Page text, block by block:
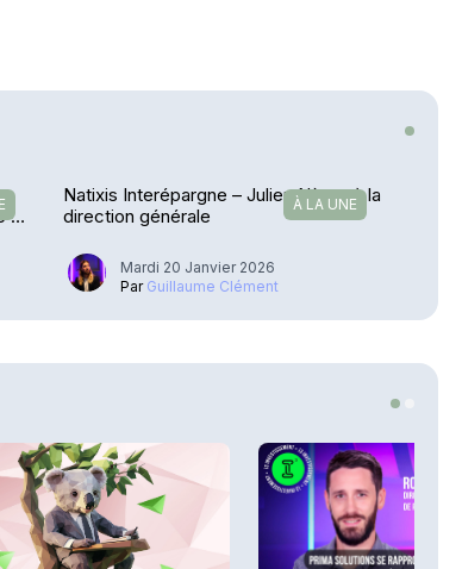
?
À LA UNE
Natixis Interépargne – Julien Nègre à la
direction générale
Mardi 20 Janvier 2026
Par Guillaume Clément